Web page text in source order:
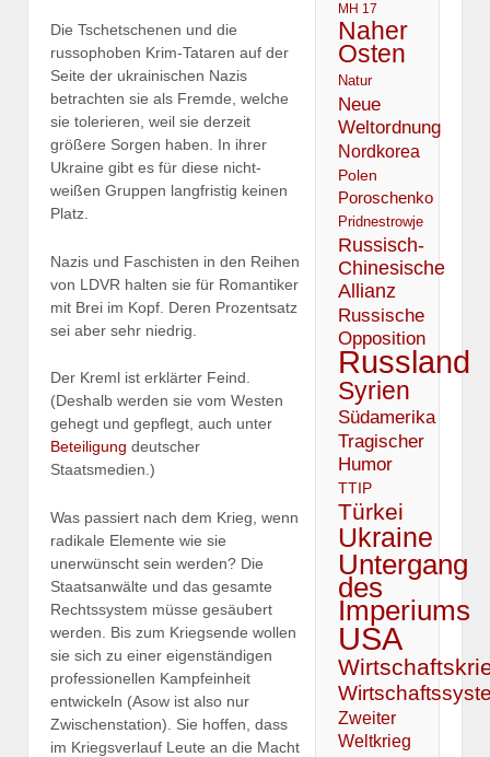
Die Tschetschenen und die
russophoben Krim-Tataren auf der
Seite der ukrainischen Nazis
betrachten sie als Fremde, welche
sie tolerieren, weil sie derzeit
größere Sorgen haben. In ihrer
Ukraine gibt es für diese nicht-
weißen Gruppen langfristig keinen
Platz.
Nazis und Faschisten in den Reihen
von LDVR halten sie für Romantiker
mit Brei im Kopf. Deren Prozentsatz
sei aber sehr niedrig.
Der Kreml ist erklärter Feind.
(Deshalb werden sie vom Westen
gehegt und gepflegt, auch unter
Beteiligung deutscher
Staatsmedien.)
Was passiert nach dem Krieg, wenn
radikale Elemente wie sie
unerwünscht sein werden? Die
Staatsanwälte und das gesamte
Rechtssystem müsse gesäubert
werden. Bis zum Kriegsende wollen
sie sich zu einer eigenständigen
professionellen Kampfeinheit
entwickeln (Asow ist also nur
Zwischenstation). Sie hoffen, dass
im Kriegsverlauf Leute an die Macht
MH 17
Naher
Osten
Natur
Neue
Weltordnung
Nordkorea
Polen
Poroschenko
Pridnestrowje
Russisch-
Chinesische
Allianz
Russische
Opposition
Russland
Syrien
Südamerika
Tragischer
Humor
TTIP
Türkei
Ukraine
Untergang
des
Imperiums
USA
Zweiter
Weltkrieg